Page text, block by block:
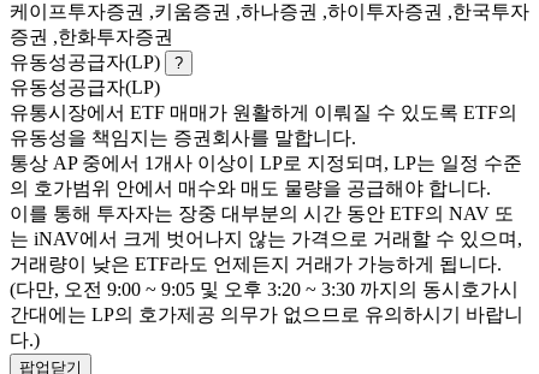
케이프투자증권 ,키움증권 ,하나증권 ,하이투자증권 ,한국투자
증권 ,한화투자증권
유동성공급자(LP)
?
유동성공급자(LP)
유통시장에서 ETF 매매가 원활하게 이뤄질 수 있도록 ETF의
유동성을 책임지는 증권회사를 말합니다.
통상 AP 중에서 1개사 이상이 LP로 지정되며, LP는 일정 수준
의 호가범위 안에서 매수와 매도 물량을 공급해야 합니다.
이를 통해 투자자는 장중 대부분의 시간 동안 ETF의 NAV 또
는 iNAV에서 크게 벗어나지 않는 가격으로 거래할 수 있으며,
거래량이 낮은 ETF라도 언제든지 거래가 가능하게 됩니다.
(다만, 오전 9:00 ~ 9:05 및 오후 3:20 ~ 3:30 까지의 동시호가시
간대에는 LP의 호가제공 의무가 없으므로 유의하시기 바랍니
다.)
팝업닫기